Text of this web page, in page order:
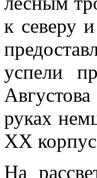
к северу
успели
руках
XX
На